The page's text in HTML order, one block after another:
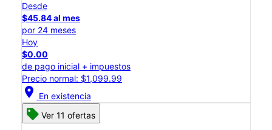
Desde
$45.84 al mes
por 24 meses
Hoy
$0.00
de pago inicial + impuestos
Precio normal: $1,099.99
location_on En existencia
Ver 11 ofertas